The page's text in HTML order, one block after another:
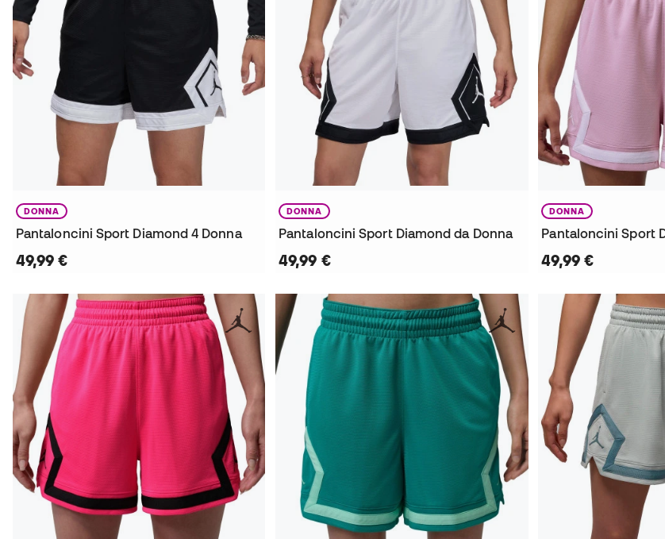
DONNA
Pantaloncini Sport Diamond 4 Donna
49,99 €
DONNA
Pantaloncini Sport Diamond da Donna
49,99 €
DONNA
49,99 €